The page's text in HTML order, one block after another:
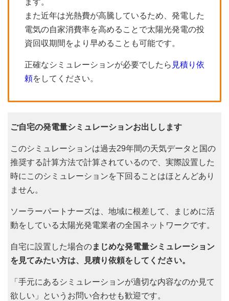
ます。
また近年は光熱費が高騰しているため、発電した
電気の自家消費率を高めることで太陽光発電の投
資回収期間をより早めることも可能です。
正確なシミュレーションが必要でしたら 見積り依
頼をしてください。
ご自宅の発電量シミュレーションお出しします
このシミュレーションは過去29年間の天気データと国の
推奨する計算方法で計算されているので、実際設置した
時にこのシミュレーションを下回ることはほとんどあり
ません。
ソーラーパートナーズは、地域に根差して、まじめに活
動をしている太陽光発電業者の全国ネットワークです。
自宅に設置した場合のまじめな発電量シミュレーション
を見てみたい方は、見積り依頼をしてください。
「手元にあるシミュレーションが適切な内容なのか見て
欲しい」というお問い合わせも歓迎です。